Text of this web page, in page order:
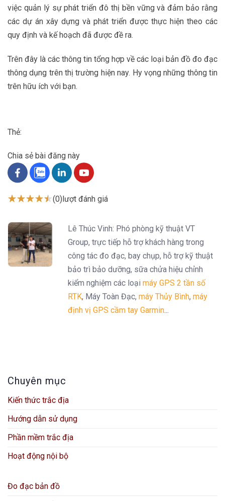
Chuyên mục
Kiến thức trắc địa
Hướng dẫn sử dụng
Phần mềm trắc địa
Hoạt động nội bộ
Đo đạc bản đồ
việc quản lý sự phát triển đô thị bền vững và đảm bảo rằng
các dự án xây dựng và phát triển được thực hiện theo các
quy định và kế hoạch đã được đề ra.
Trên đây là các thông tin tổng hợp về các loại bản đồ đo đạc
thông dụng trên thị trường hiện nay. Hy vọng những thông tin
trên hữu ích với bạn.
Thẻ:
Chia sẻ bài đăng này
(0) lượt đánh giá
Lê Thúc Vinh: Phó phòng kỹ thuật VT
Group, trực tiếp hỗ trợ khách hàng trong
công tác đo đạc, bay chụp, hỗ trợ kỹ thuật
bảo trì bảo dưỡng, sữa chửa hiệu chỉnh
kiểm nghiệm các loại máy GPS 2 tần số
RTK, Máy Toàn Đạc, máy Thủy Bình, máy
định vị GPS cầm tay Garmin...